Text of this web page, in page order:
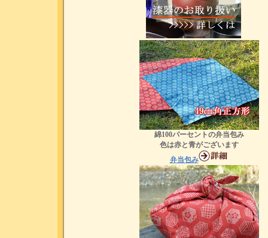
綿100パーセントの弁当包み
色は赤と青がございます
弁当包み